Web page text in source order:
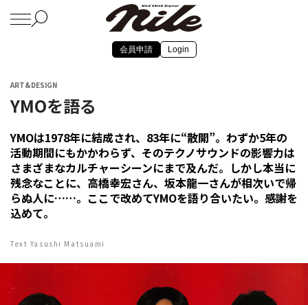
会員申請 Login
ART&DESIGN
YMOを語る
YMOは1978年に結成され、83年に“散開”。わずか5年の
活動期間にもかかわらず、そのテクノサウンドの影響力は
さまざまなカルチャーシーンにまで及んだ。しかし本当に
残念なことに、高橋幸宏さん、坂本龍一さんが相次いで帰
らぬ人に……。ここで改めてYMOを語り合いたい。感謝を
込めて。
Text Yasushi Matsuami